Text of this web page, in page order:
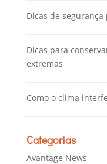
Dicas de
Dicas para
extremas
Como o clima
Categorias
Avantage News